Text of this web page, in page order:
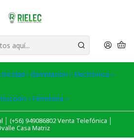
Iluminación Electronica
Ferreteria
│ (+56) 949086802 Venta Telefónica │
Casa Matriz